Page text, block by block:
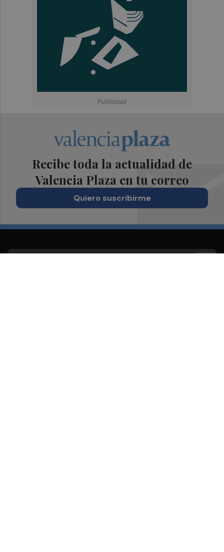
Recibe toda la actualidad de
Valencia Plaza en tu correo
Quiero suscribirme